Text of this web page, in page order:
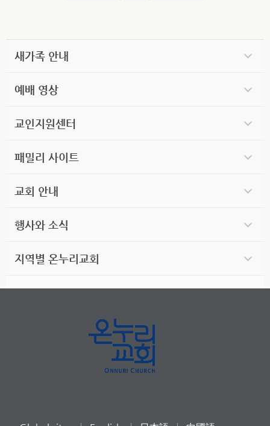
새가족 안내
예배 영상
교인지원센터
패밀리 사이트
교회 안내
행사와 소식
지역별 온누리교회